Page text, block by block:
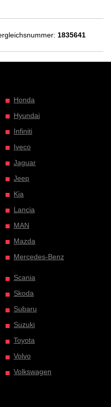
1835641
Honda
Hyundai
Infiniti
Iveco
Jaguar
Jeep
Kia
Lancia
MAN
Mazda
Mercedes-Benz
Scania
Skoda
Subaru
Suzuki
Toyota
Volvo
Volkswagen